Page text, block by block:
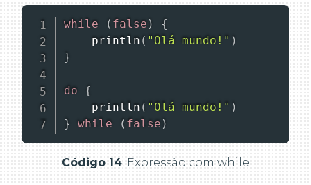
while ( false )
{
println ( "Olá mundo!" )
}
do
{
println ( "Olá mundo!" )
}
while ( false )
Código 14 . Expressão com while